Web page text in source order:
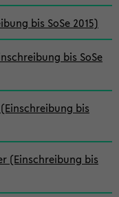
bis SoSe 2015)
bis SoSe
bis
(Einschreibung bis